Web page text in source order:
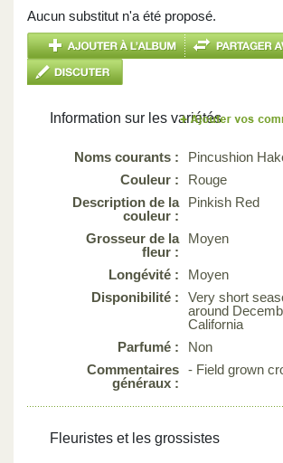
Aucun substitut n'a été proposé.
Information sur les variétés
Noms courants :
Pincushion
Couleur :
Rouge
Description de la
couleur :
Pinkish Red
Grosseur de la
fleur :
Moyen
Longévité :
Moyen
Disponibilité :
Very short
around
California
Parfumé :
Non
Commentaires
généraux :
- Field grown
Fleuristes et les grossistes